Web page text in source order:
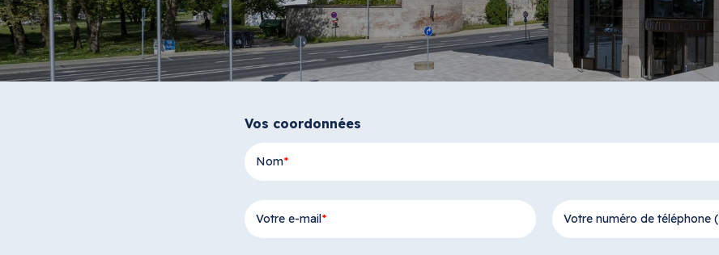
Vos coordonnées
Nom
Votre e-mail Votre numéro de téléphone